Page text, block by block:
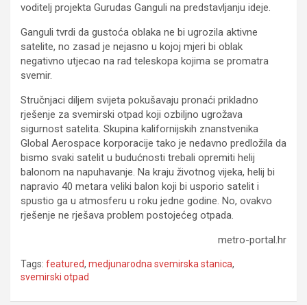
voditelj projekta Gurudas Ganguli na predstavljanju ideje.
Ganguli tvrdi da gustoća oblaka ne bi ugrozila aktivne
satelite, no zasad je nejasno u kojoj mjeri bi oblak
negativno utjecao na rad teleskopa kojima se promatra
svemir.
Stručnjaci diljem svijeta pokušavaju pronaći prikladno
rješenje za svemirski otpad koji ozbiljno ugrožava
sigurnost satelita. Skupina kalifornijskih znanstvenika
Global Aerospace korporacije tako je nedavno predložila da
bismo svaki satelit u budućnosti trebali opremiti helij
balonom na napuhavanje. Na kraju životnog vijeka, helij bi
napravio 40 metara veliki balon koji bi usporio satelit i
spustio ga u atmosferu u roku jedne godine. No, ovakvo
rješenje ne rješava problem postojećeg otpada.
metro-portal.hr
Tags: featured, medjunarodna svemirska stanica,
svemirski otpad